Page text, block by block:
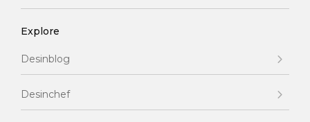
Explore
Desinblog
Desinchef